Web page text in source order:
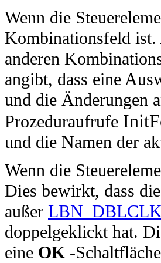
Wenn die
Kombinationsfeld
anderen
angibt, dass eine
und die Änderungen
Prozeduraufrufe
und die Namen der
Wenn die
Dies bewirkt, dass
außer
doppelgeklickt hat.
eine OK-